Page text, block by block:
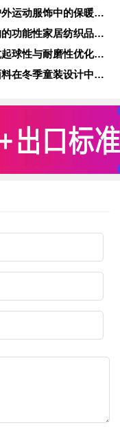
英杰：压花摇粒绒三层复合面料在户外运动服饰中的保暖与透气性能研究
英杰：基于压花摇粒绒三层复合结构的功能性家居纺织品开发与应用
英杰：压花摇粒绒三层复合面料的抗起球性与耐磨性优化技术分析
英杰：高弹性压花摇粒绒三层复合面料在冬季童装设计中的应用实践